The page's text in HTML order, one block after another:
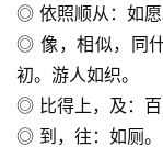
◎ 依照顺从：如愿
◎ 像，相似，同
初。游人如织。
◎ 比得上，及：百
◎ 到，往：如厕。